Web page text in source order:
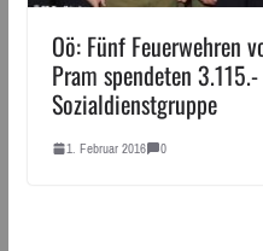
Oö: Fünf Feuerwehren
Pram spendeten
Sozialdienstgruppe
1. Februar 2016 0